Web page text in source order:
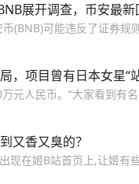
展开调查，币安最新
(BNB)可能违反了证券
，项目曾有日本女星“
元人民币。“大家看到有名
又香又臭的？
出现在姬B站首页上,让姬